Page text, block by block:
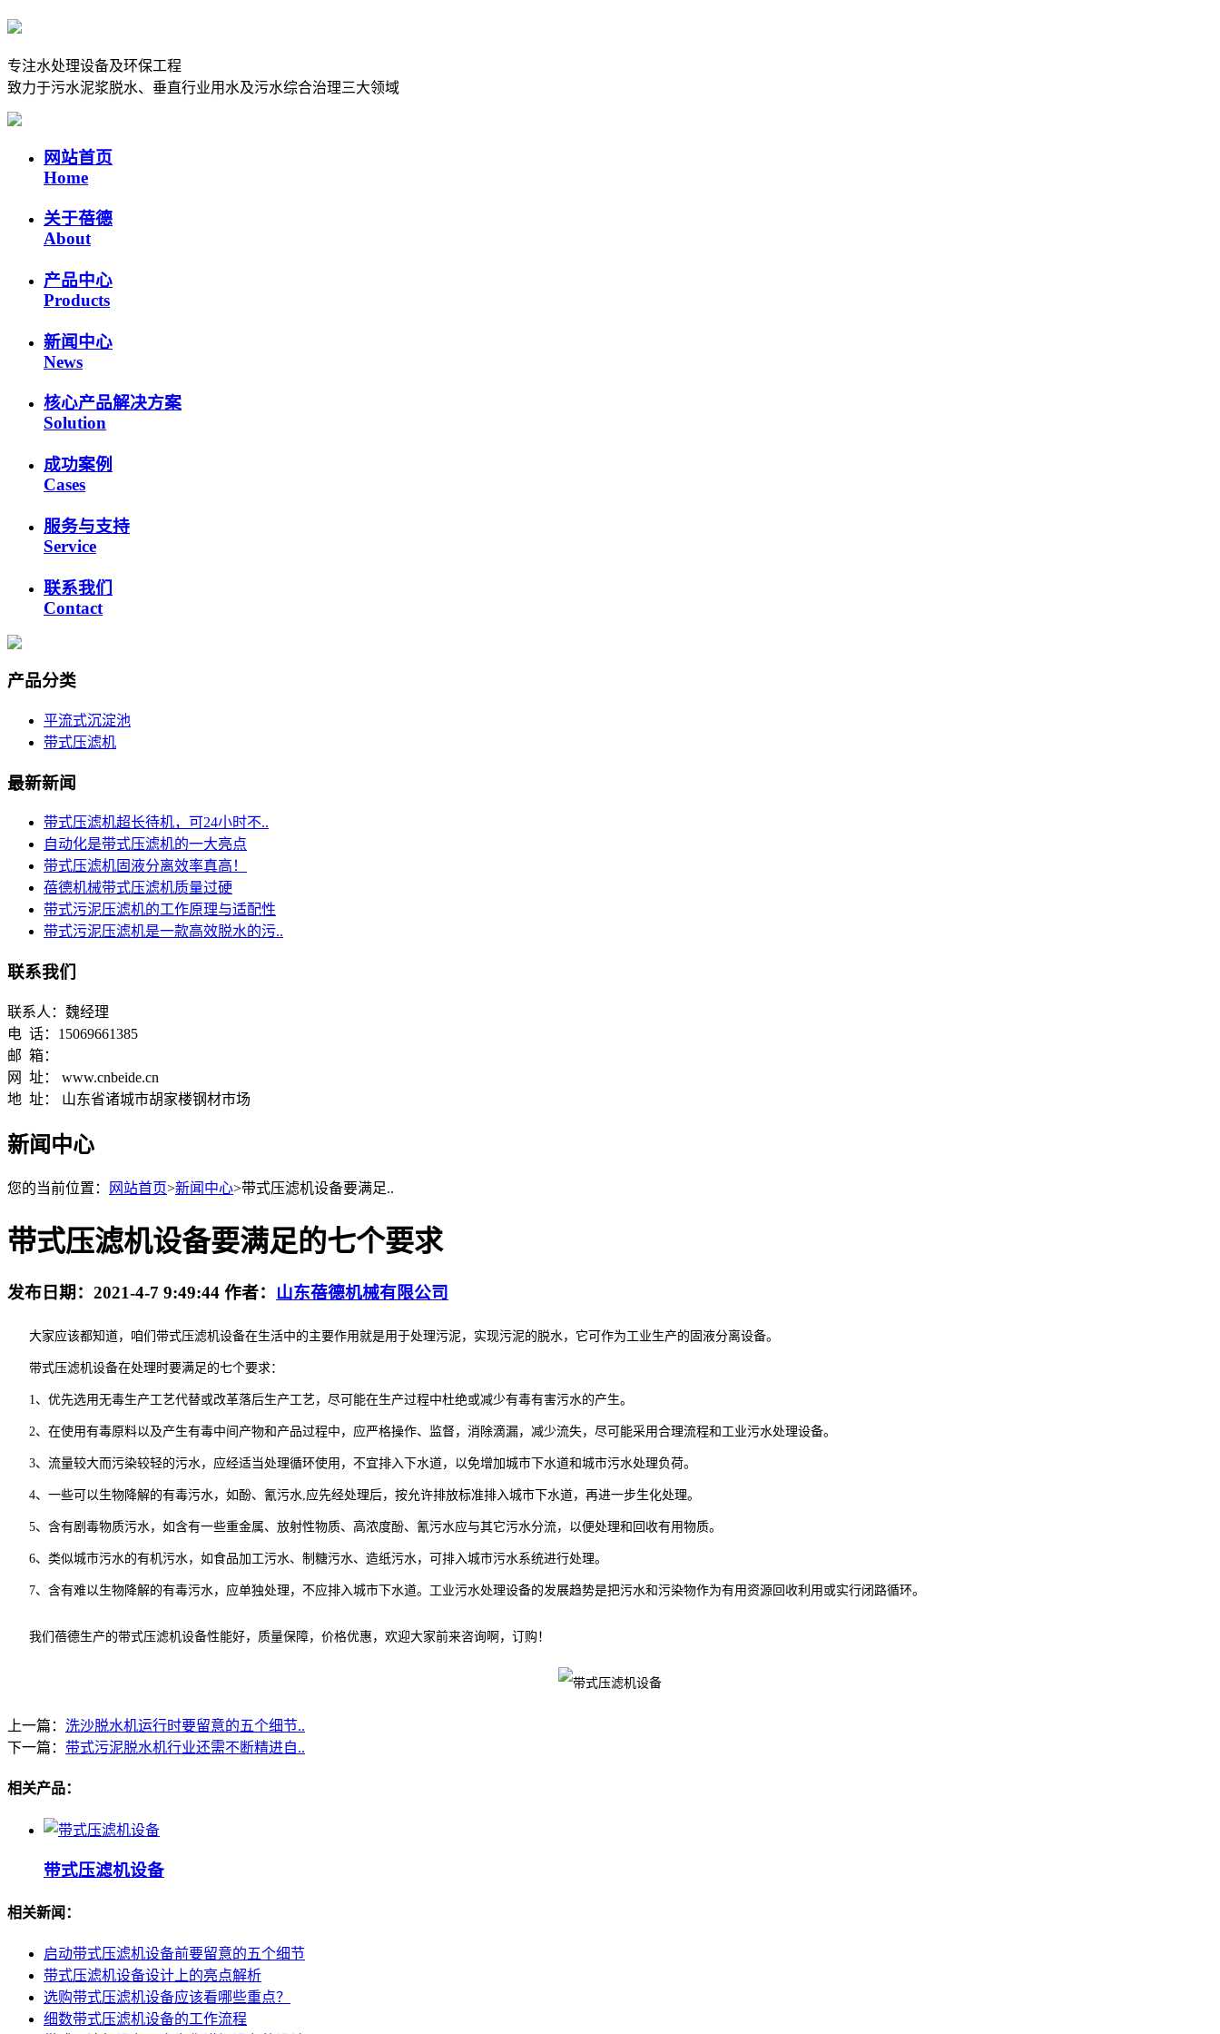
专注水处理设备及环保工程
致力于污水泥浆脱水、垂直行业用水及污水综合治理三大领域
网站首页
Home
关于蓓德
About
产品中心
Products
新闻中心
News
核心产品解决方案
Solution
成功案例
Cases
服务与支持
Service
联系我们
Contact
产品分类
平流式沉淀池
带式压滤机
最新新闻
带式压滤机超长待机，可24小时不..
自动化是带式压滤机的一大亮点
带式压滤机固液分离效率真高！
蓓德机械带式压滤机质量过硬
带式污泥压滤机的工作原理与适配性
带式污泥压滤机是一款高效脱水的污..
联系我们
联系人：魏经理
电 话：15069661385
邮 箱：
网 址： www.cnbeide.cn
地 址： 山东省诸城市胡家楼钢材市场
新闻中心
您的当前位置： 网站首页>新闻中心>带式压滤机设备要满足..
带式压滤机设备要满足的七个要求
发布日期： 2021-4-7 9:49:44 作者： 山东蓓德机械有限公司
大家应该都知道，咱们带式压滤机设备在生活中的主要作用就是用于处理污泥，实现污泥的脱水，它可作为工业生产的固液分离设备。
带式压滤机设备在处理时要满足的七个要求：
1、优先选用无毒生产工艺代替或改革落后生产工艺，尽可能在生产过程中杜绝或减少有毒有害污水的产生。
2、在使用有毒原料以及产生有毒中间产物和产品过程中，应严格操作、监督，消除滴漏，减少流失，尽可能采用合理流程和工业污水处理设备。
3、流量较大而污染较轻的污水，应经适当处理循环使用，不宜排入下水道，以免增加城市下水道和城市污水处理负荷。
4、一些可以生物降解的有毒污水，如酚、氰污水,应先经处理后，按允许排放标准排入城市下水道，再进一步生化处理。
5、含有剧毒物质污水，如含有一些重金属、放射性物质、高浓度酚、氰污水应与其它污水分流，以便处理和回收有用物质。
6、类似城市污水的有机污水，如食品加工污水、制糖污水、造纸污水，可排入城市污水系统进行处理。
7、含有难以生物降解的有毒污水，应单独处理，不应排入城市下水道。工业污水处理设备的发展趋势是把污水和污染物作为有用资源回收利用或实行闭路循环。
我们蓓德生产的带式压滤机设备性能好，质量保障，价格优惠，欢迎大家前来咨询啊，订购！
上一篇： 洗沙脱水机运行时要留意的五个细节..
下一篇： 带式污泥脱水机行业还需不断精进自..
相关产品：
带式压滤机设备
相关新闻：
启动带式压滤机设备前要留意的五个细节
带式压滤机设备设计上的亮点解析
选购带式压滤机设备应该看哪些重点？
细数带式压滤机设备的工作流程